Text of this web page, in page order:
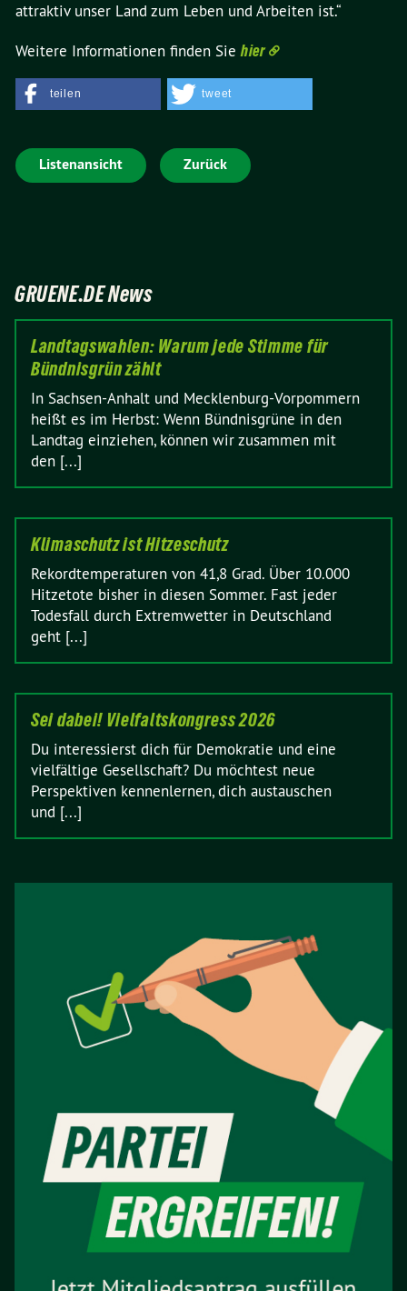
attraktiv unser Land zum Leben und Arbeiten ist.“
Weitere Informationen finden Siehier
teilen tweet
Listenansicht Zurück
GRUENE.DE News
Landtagswahlen: Warum jede Stimme für
Bündnisgrün zählt
In Sachsen-Anhalt und Mecklenburg-Vorpommern
heißt es im Herbst: Wenn Bündnisgrüne in den
Landtag einziehen, können wir zusammen mit
den [...]
Klimaschutz ist Hitzeschutz
Rekordtemperaturen von 41,8 Grad. Über 10.000
Hitzetote bisher in diesen Sommer. Fast jeder
Todesfall durch Extremwetter in Deutschland
geht [...]
Sei dabei! Vielfaltskongress 2026
Du interessierst dich für Demokratie und eine
vielfältige Gesellschaft? Du möchtest neue
Perspektiven kennenlernen, dich austauschen
und [...]